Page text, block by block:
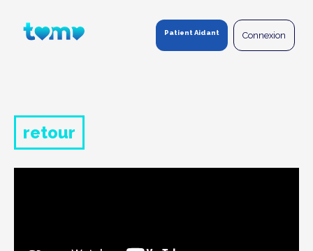
Patient Aidant Connexion
retour